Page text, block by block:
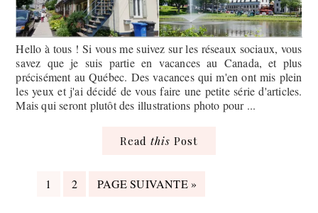
Hello à tous ! Si vous me suivez sur les réseaux sociaux, vous
savez que je suis partie en vacances au Canada, et plus
précisément au Québec. Des vacances qui m'en ont mis plein
les yeux et j'ai décidé de vous faire une petite série d'articles.
Mais qui seront plutôt des illustrations photo pour ...
Read this Post
PAGE
1 PAGE
2
ALLER
PAGE SUIVANTE »